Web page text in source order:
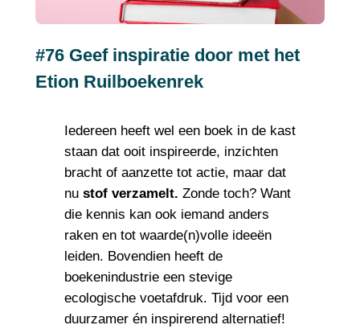
#76 Geef inspiratie door met het
Etion Ruilboekenrek
Iedereen heeft wel een boek in de kast
staan dat ooit inspireerde, inzichten
bracht of aanzette tot actie, maar dat
nustof verzamelt. Zonde toch? Want
die kennis kan ook iemand anders
raken en tot waarde(n)volle ideeën
leiden. Bovendien heeft de
boekenindustrie een stevige
ecologische voetafdruk. Tijd voor een
duurzamer én inspirerend alternatief!